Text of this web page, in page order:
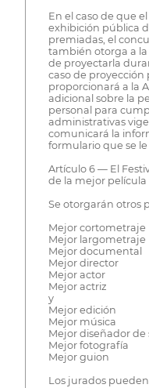
En el caso de que
exhibición pública
premiadas, el
también otorga a
de proyectarla
caso de proyección
proporcionará a la
adicional sobre la
personal para
administrativas
comunicará la
formulario que se
Artículo 6 — El
de la mejor película
Se otorgarán otros
Mejor cortometraje
Mejor largometraje
Mejor documental
Mejor director
Mejor actor
Mejor actriz
y
Mejor edición
Mejor música
Mejor diseñador de
Mejor fotografía
Mejor guion
Los jurados